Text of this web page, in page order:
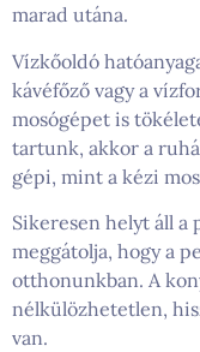
marad utána.
Vízkőoldó
kávéfőző vagy a
mosógépet is
tartunk, akkor a
gépi, mint a kézi
Sikeresen helyt áll a
meggátolja, hogy a
otthonunkban. A
nélkülözhetetlen,
van.